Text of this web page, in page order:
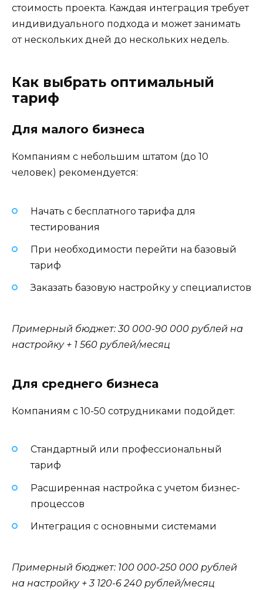
стоимость проекта. Каждая интеграция требует
индивидуального подхода и может занимать
от нескольких дней до нескольких недель.
Как выбрать оптимальный
тариф
Для малого бизнеса
Компаниям с небольшим штатом (до 10
человек) рекомендуется:
Начать с бесплатного тарифа для
тестирования
При необходимости перейти на базовый
тариф
Заказать базовую настройку у специалистов
Примерный бюджет: 30 000-90 000 рублей на
настройку + 1 560 рублей/месяц
Для среднего бизнеса
Компаниям с 10-50 сотрудниками подойдет:
Стандартный или профессиональный
тариф
Расширенная настройка с учетом бизнес-
процессов
Интеграция с основными системами
Примерный бюджет: 100 000-250 000 рублей
на настройку + 3 120-6 240 рублей/месяц